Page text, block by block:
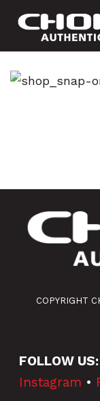
COPYRIGHT
FOLLOW US:
Instagram •